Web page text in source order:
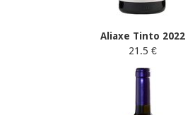
Aliaxe Tinto 2022
21.5 €